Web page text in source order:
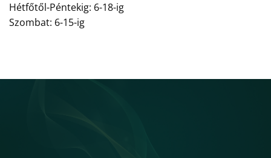
Hétfőtől-Péntekig: 6-18-ig
Szombat: 6-15-ig